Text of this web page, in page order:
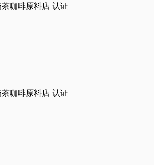
咖啡原料店 认证
咖啡原料店 认证